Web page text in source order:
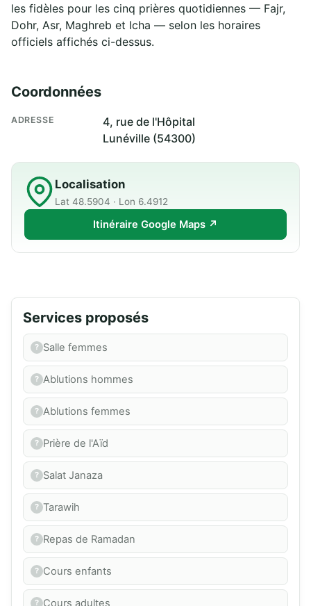
les fidèles pour les cinq prières quotidiennes — Fajr,
Dohr, Asr, Maghreb et Icha — selon les horaires
officiels affichés ci-dessus.
Coordonnées
ADRESSE
4, rue de l'Hôpital
Lunéville (54300)
Localisation
Lat 48.5904 · Lon 6.4912
Itinéraire Google Maps ↗
Services proposés
Salle femmes
Ablutions hommes
Ablutions femmes
Prière de l'Aïd
Salat Janaza
Tarawih
Repas de Ramadan
Cours enfants
Cours adultes